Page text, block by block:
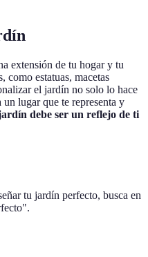
extensión de tu hogar y tu
como estatuas, macetas
el jardín no solo lo hace
lugar que te representa y
debe ser un reflejo de ti
tu jardín perfecto, busca en